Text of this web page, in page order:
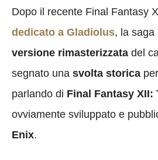
Dopo il recente Final Fantasy
dedicato a Gladiolus, la saga
versione rimasterizzata del
segnato una svolta storica
parlando di Final Fantasy XII:
ovviamente sviluppato e
Enix.